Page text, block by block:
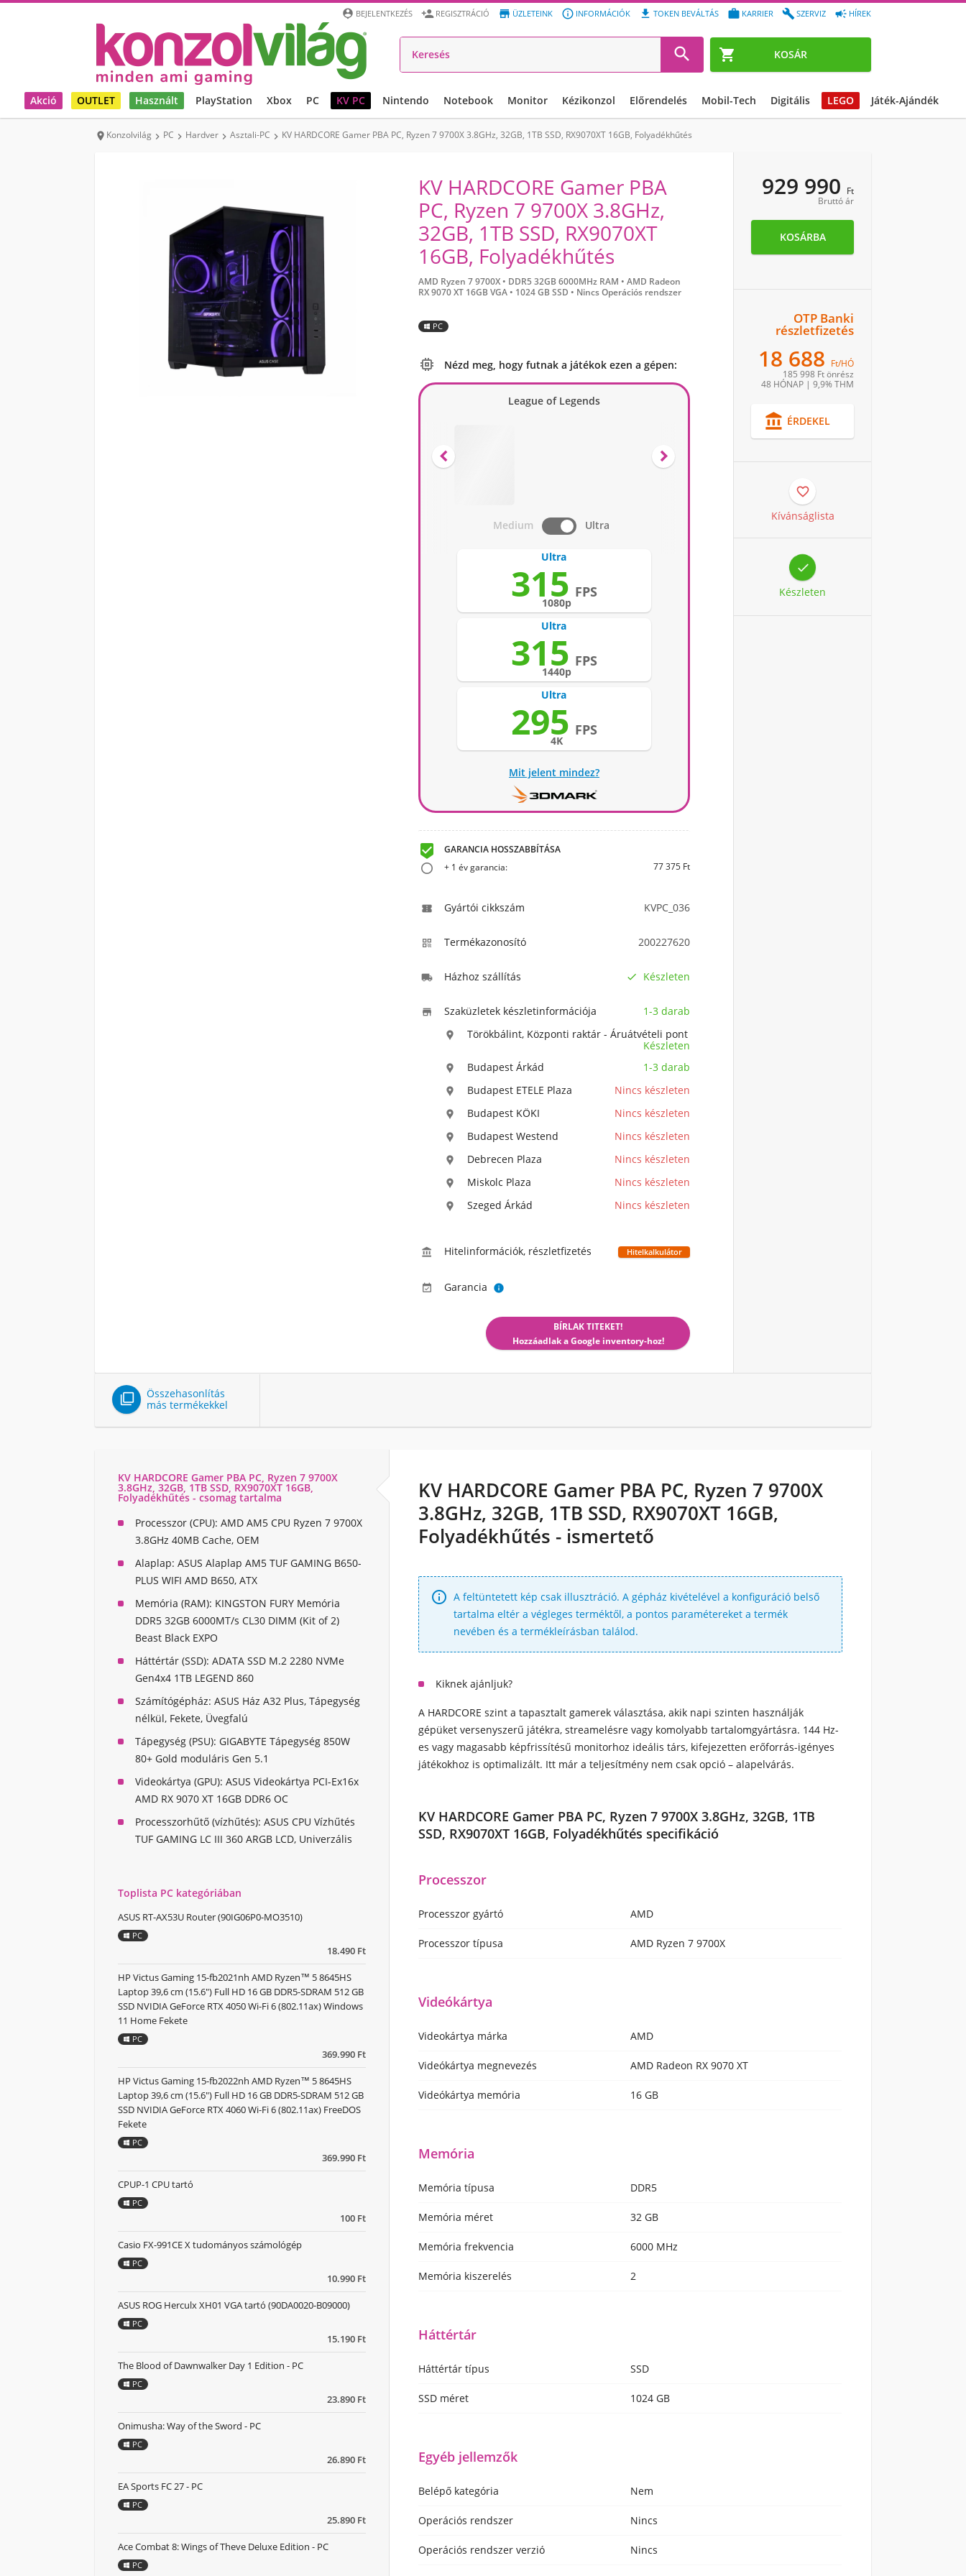
 KOSÁR
 HÍREK
 SZERVIZ
 KARRIER
 TOKEN BEVÁLTÁS
 INFORMÁCIÓK
 ÜZLETEINK
 REGISZTRÁCIÓ
 BEJELENTKEZÉS

Akció OUTLET Használt PlayStation Xbox PC KV PC Nintendo Notebook Monitor Kézikonzol Előrendelés Mobil-Tech Digitális LEGO Játék-Ajándék
 Konzolvilág  PC  Hardver  Asztali-PC  KV HARDCORE Gamer PBA PC, Ryzen 7 9700X 3.8GHz, 32GB, 1TB SSD, RX9070XT 16GB, Folyadékhűtés
KV HARDCORE Gamer PBA
PC, Ryzen 7 9700X 3.8GHz,
32GB, 1TB SSD, RX9070XT
16GB, Folyadékhűtés
AMD Ryzen 7 9700X • DDR5 32GB 6000MHz RAM • AMD Radeon
RX 9070 XT 16GB VGA • 1024 GB SSD • Nincs Operációs rendszer
PC
 Nézd meg, hogy futnak a játékok ezen a gépen:
League of Legends
 
Medium Ultra
Ultra
315 FPS
1080p
Ultra
315 FPS
1440p
Ultra
295 FPS
4K
Mit jelent mindez?

GARANCIA HOSSZABBÍTÁSA
+ 1 év garancia:
77 375 Ft
 Gyártói cikkszám KVPC_036
 Termékazonosító 200227620
 Házhoz szállítás Készleten

 Szaküzletek készletinformációja 1-3 darab

Törökbálint, Központi raktár - Áruátvételi pont
Készleten
 Budapest Árkád 1-3 darab
 Budapest ETELE Plaza Nincs készleten
 Budapest KÖKI Nincs készleten
 Budapest Westend Nincs készleten
 Debrecen Plaza Nincs készleten
 Miskolc Plaza Nincs készleten
 Szeged Árkád Nincs készleten
 Hitelinformációk, részletfizetés Hitelkalkulátor
 Garancia 
BÍRLAK TITEKET!
Hozzáadlak a Google inventory-hoz!
929 990 Ft
Bruttó ár
KOSÁRBA
OTP Banki
részletfizetés
18 688 Ft/HÓ
185 998 Ftönrész
48 HÓNAP | 9,9% THM
 ÉRDEKEL

Kívánságlista

Készleten

Összehasonlítás
más termékekkel
KV HARDCORE Gamer PBA PC, Ryzen 7 9700X
3.8GHz, 32GB, 1TB SSD, RX9070XT 16GB,
Folyadékhűtés - ismertető
 A feltüntetett kép csak illusztráció. A gépház kivételével a konfiguráció belső
tartalma eltér a végleges terméktől, a pontos paramétereket a termék
nevében és a termékleírásban találod.
Kiknek ajánljuk?
A HARDCORE szint a tapasztalt gamerek választása, akik napi szinten használják
gépüket versenyszerű játékra, streamelésre vagy komolyabb tartalomgyártásra. 144 Hz-
es vagy magasabb képfrissítésű monitorhoz ideális társ, kifejezetten erőforrás-igényes
játékokhoz is optimalizált. Itt már a teljesítmény nem csak opció – alapelvárás.
KV HARDCORE Gamer PBA PC, Ryzen 7 9700X 3.8GHz, 32GB, 1TB
SSD, RX9070XT 16GB, Folyadékhűtés specifikáció
Processzor
Processzor gyártó AMD
Processzor típusa AMD Ryzen 7 9700X
Videókártya
Videokártya márka AMD
Videókártya megnevezés AMD Radeon RX 9070 XT
Videókártya memória 16 GB
Memória
Memória típusa DDR5
Memória méret 32 GB
Memória frekvencia 6000 MHz
Memória kiszerelés 2
Háttértár
Háttértár típus SSD
SSD méret 1024 GB
Egyéb jellemzők
Belépő kategória Nem
Operációs rendszer Nincs
Operációs rendszer verzió Nincs
KV HARDCORE Gamer PBA PC, Ryzen 7 9700X
3.8GHz, 32GB, 1TB SSD, RX9070XT 16GB,
Folyadékhűtés - csomag tartalma
Processzor (CPU): AMD AM5 CPU Ryzen 7 9700X
3.8GHz 40MB Cache, OEM
Alaplap: ASUS Alaplap AM5 TUF GAMING B650-
PLUS WIFI AMD B650, ATX
Memória (RAM): KINGSTON FURY Memória
DDR5 32GB 6000MT/s CL30 DIMM (Kit of 2)
Beast Black EXPO
Háttértár (SSD): ADATA SSD M.2 2280 NVMe
Gen4x4 1TB LEGEND 860
Számítógépház: ASUS Ház A32 Plus, Tápegység
nélkül, Fekete, Üvegfalú
Tápegység (PSU): GIGABYTE Tápegység 850W
80+ Gold moduláris Gen 5.1
Videokártya (GPU): ASUS Videokártya PCI-Ex16x
AMD RX 9070 XT 16GB DDR6 OC
Processzorhűtő (vízhűtés): ASUS CPU Vízhűtés
TUF GAMING LC III 360 ARGB LCD, Univerzális
Toplista PC kategóriában
18.490 Ft
ASUS RT-AX53U Router (90IG06P0-MO3510)
PC
369.990 Ft
HP Victus Gaming 15-fb2021nh AMD Ryzen™ 5 8645HS
Laptop 39,6 cm (15.6") Full HD 16 GB DDR5-SDRAM 512 GB
SSD NVIDIA GeForce RTX 4050 Wi-Fi 6 (802.11ax) Windows
11 Home Fekete
PC
369.990 Ft
HP Victus Gaming 15-fb2022nh AMD Ryzen™ 5 8645HS
Laptop 39,6 cm (15.6") Full HD 16 GB DDR5-SDRAM 512 GB
SSD NVIDIA GeForce RTX 4060 Wi-Fi 6 (802.11ax) FreeDOS
Fekete
PC
100 Ft
CPUP-1 CPU tartó
PC
10.990 Ft
Casio FX-991CE X tudományos számológép
PC
15.190 Ft
ASUS ROG Herculx XH01 VGA tartó (90DA0020-B09000)
PC
23.890 Ft
The Blood of Dawnwalker Day 1 Edition - PC
PC
26.890 Ft
Onimusha: Way of the Sword - PC
PC
25.890 Ft
EA Sports FC 27 - PC
PC
Ace Combat 8: Wings of Theve Deluxe Edition - PC
PC